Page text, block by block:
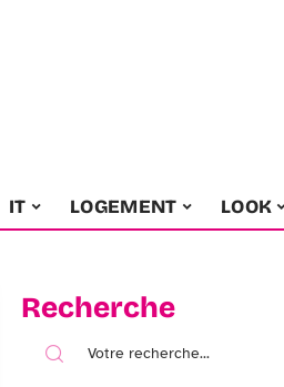
IT LOGEMENT LOOK
Recherche